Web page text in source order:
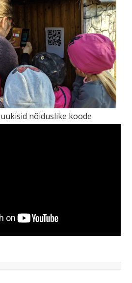
nõiduslike koode